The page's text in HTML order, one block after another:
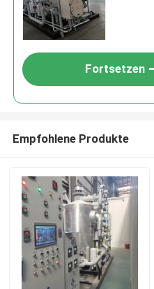
Fortsetzen
Empfohlene Produkte